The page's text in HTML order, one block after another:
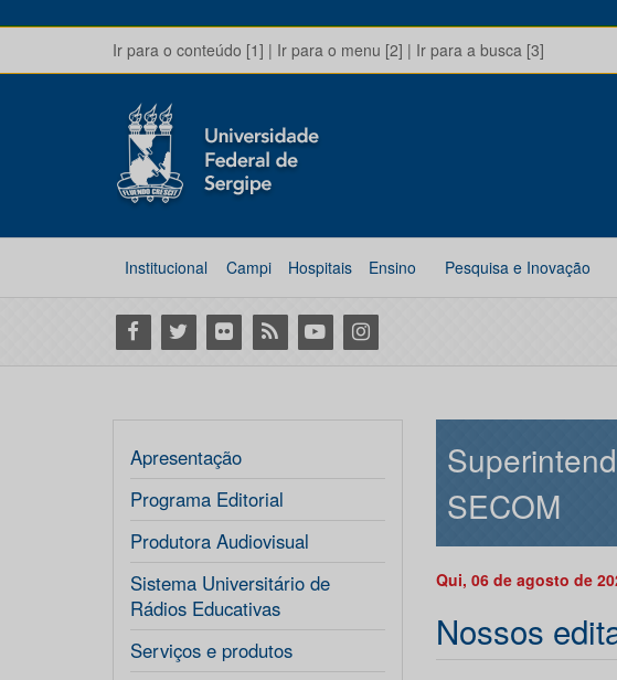
Ir para o conteúdo [1] | Ir para o menu [2] | Ir para a busca [3]
Institucional Campi Hospitais Ensino Pesquisa e Inovação
Facebook
Twitter Flickr RSS YoutubeInstagram
Apresentação
Programa Editorial
Produtora Audiovisual
Sistema Universitário de
Rádios Educativas
Serviços e produtos
SECOM
Qui, 06 de agosto de
Nossos